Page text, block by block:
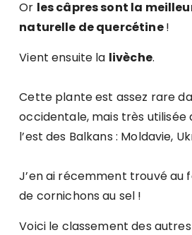
Or les câpres sont la
naturelle de quercétine!
Vient ensuite la livèche.
Cette plante est assez rare
occidentale, mais très utilisée
l’est des Balkans : Moldavie,
J’en ai récemment trouvé au
de cornichons au sel !
Voici le classement des